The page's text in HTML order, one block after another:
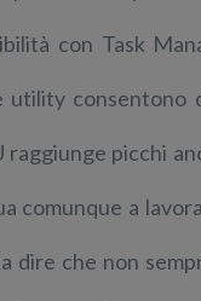
con Task
utility consentono
raggiunge picchi
comunque a
dire che non